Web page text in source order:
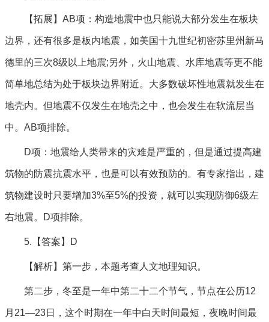
【拓展】AB项：构造地震中也只能说大部分发生在板块
边界，还有很多是板内地震，如美国十九世纪初密苏里州新马
德里的三次8级以上地震;另外，火山地震、水库地震等更不能
简单地总结为处于板块边界附近。大多数破坏性地震就发生在
地壳内。但地震不仅发生在地壳之中，也会发生在软流层当
中。AB项排除。
D项：地震给人类带来的灾难是严重的，但是通过提高建
筑物的防震抗震水平，也是可以有效预防的。有专家指出，建
筑物建设时只要增加3%至5%的投资，就可以实现防御6级左
右地震。D项排除。
5.【答案】D
【解析】第一步，本题考查人文地理知识。
第二步，冬至是一年中第二十二个节气，节点在公历12
月21—23日，这个时期在一年中白天时间最短，夜晚时间最